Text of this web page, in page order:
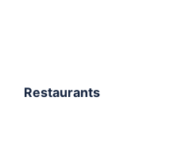
Restaurants